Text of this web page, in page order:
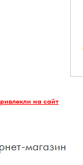
на сайт